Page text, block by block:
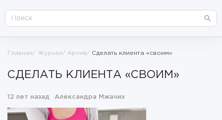
Главная Журнал Архив Сделать клиента «своим»
СДЕЛАТЬ КЛИЕНТА «СВОИМ»
12 лет назад Александра Мжачих